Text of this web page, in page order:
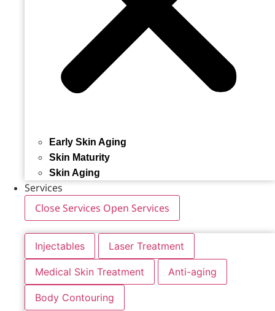
Early Skin Aging
Skin Maturity
Skin Aging
Services
Close Services Open Services
Injectables Laser Treatment
Medical Skin Treatment Anti-aging
Body Contouring